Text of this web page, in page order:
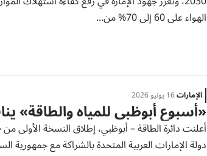
الهواء على 60 إلى 70% من...
الإمارات16 يونيو 2026
«أسبوع أبوظبي للمياه والطاقة»
أعلنت دائرة الطاقة – أبوظبي، إطلاق النسخة الأولى
دولة الإمارات العربية المتحدة بالشراكة مع جمهورية السنغال لمؤتمر الأمم المتحدة